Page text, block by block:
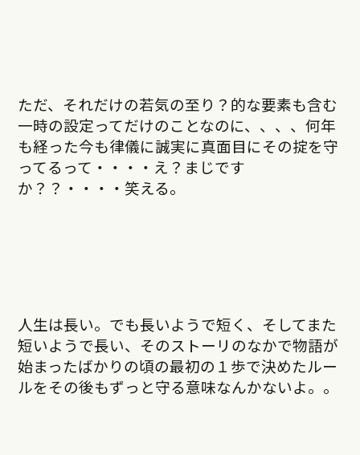
ただ、それだけの若気の至り？的な要素も含む
一時の設定ってだけのことなのに、、、、何年
も経った今も律儀に誠実に真面目にその掟を守
ってるって・・・・え？まじです
か？？・・・・笑える。
人生は長い。でも長いようで短く、そしてまた
短いようで長い、そのストーリのなかで物語が
始まったばかりの頃の最初の１歩で決めたルー
ルをその後もずっと守る意味なんかないよ。。